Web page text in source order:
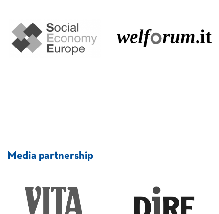
Media partnership